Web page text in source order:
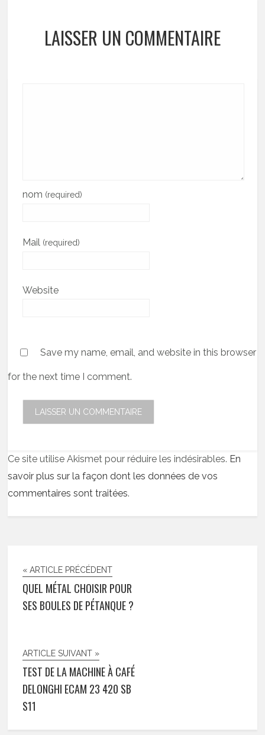
LAISSER UN COMMENTAIRE
nom (required)
Mail (required)
Website
Save my name, email, and website in this browser
for the next time I comment.
Ce site utilise Akismet pour réduire les indésirables. En
savoir plus sur la façon dont les données de vos
commentaires sont traitées.
« ARTICLE PRÉCÉDENT
QUEL MÉTAL CHOISIR POUR
SES BOULES DE PÉTANQUE ?
ARTICLE SUIVANT »
TEST DE LA MACHINE À CAFÉ
DELONGHI ECAM 23 420 SB
S11